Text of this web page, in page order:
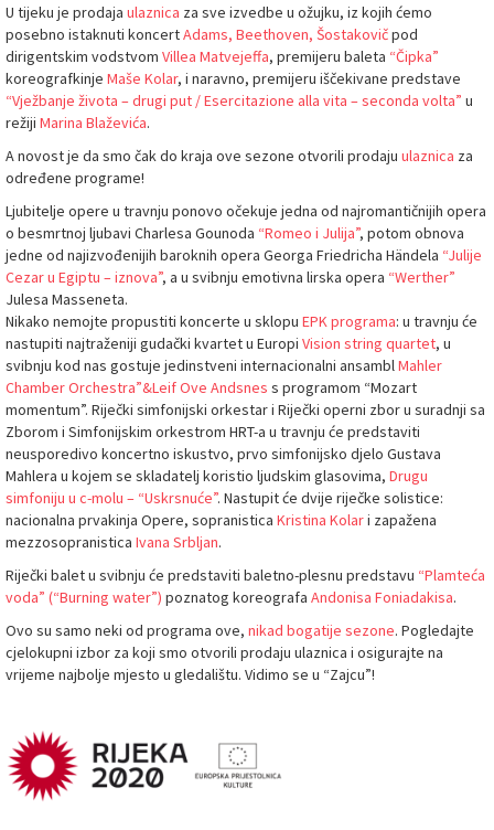
U tijeku je prodaja ulaznica za sve izvedbe u ožujku, iz kojih ćemo
posebno istaknuti koncertAdams, Beethoven, Šostakovičpod
dirigentskim vodstvom Villea Matvejeffa, premijeru baleta “Čipka”
koreografkinje Maše Kolar, i naravno, premijeru iščekivane predstave
“Vježbanje života – drugi put / Esercitazione alla vita – seconda volta” u
režiji Marina Blaževića.
A novost je da smo čak do kraja ove sezone otvorili prodaju ulaznica za
određene programe!
Ljubitelje opere u travnju ponovo očekuje jedna od najromantičnijih opera
o besmrtnoj ljubavi Charlesa Gounoda “Romeo i Julija”, potom obnova
jedne od najizvođenijih baroknih opera Georga Friedricha Händela “Julije
Cezar u Egiptu – iznova”, a u svibnju emotivna lirska opera “Werther”
Julesa Masseneta.
Nikako nemojte propustiti koncerte u sklopu EPK programa: u travnju će
nastupiti najtraženiji gudački kvartet u Europi Vision string quartet, u
svibnju kod nas gostuje jedinstveni internacionalni ansamblMahler
Chamber Orchestra”&Leif Ove Andsnes s programom “Mozart
momentum”. Riječki simfonijski orkestar i Riječki operni zbor u suradnji sa
Zborom i Simfonijskim orkestrom HRT-a u travnju će predstaviti
neusporedivo koncertno iskustvo, prvo simfonijsko djelo Gustava
Mahlera u kojem se skladatelj koristio ljudskim glasovima, Drugu
simfoniju u c-molu – “Uskrsnuće”. Nastupit će dvije riječke solistice:
nacionalna prvakinja Opere, sopranistica Kristina Kolari zapažena
mezzosopranistica Ivana Srbljan.
Riječki balet u svibnju će predstaviti baletno-plesnu predstavu “Plamteća
voda” (“Burning water”) poznatog koreografa Andonisa Foniadakisa.
Ovo su samo neki od programa ove, nikad bogatije sezone. Pogledajte
cjelokupni izbor za koji smo otvorili prodaju ulaznica i osigurajte na
vrijeme najbolje mjesto u gledalištu. Vidimo se u “Zajcu”!